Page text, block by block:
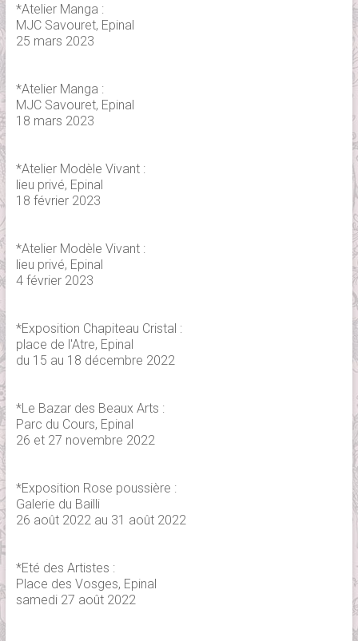
*Atelier Manga :
MJC Savouret, Epinal
25 mars 2023
*Atelier Manga :
MJC Savouret, Epinal
18 mars 2023
*Atelier Modèle Vivant :
lieu privé, Epinal
18 février 2023
*Atelier Modèle Vivant :
lieu privé, Epinal
4 février 2023
*Exposition Chapiteau Cristal :
place de l'Atre, Epinal
du 15 au 18 décembre 2022
*Le Bazar des Beaux Arts :
Parc du Cours, Epinal
26 et 27 novembre 2022
*Exposition Rose poussière :
Galerie du Bailli
26 août 2022 au 31 août 2022
*Eté des Artistes :
Place des Vosges, Epinal
samedi 27 août 2022